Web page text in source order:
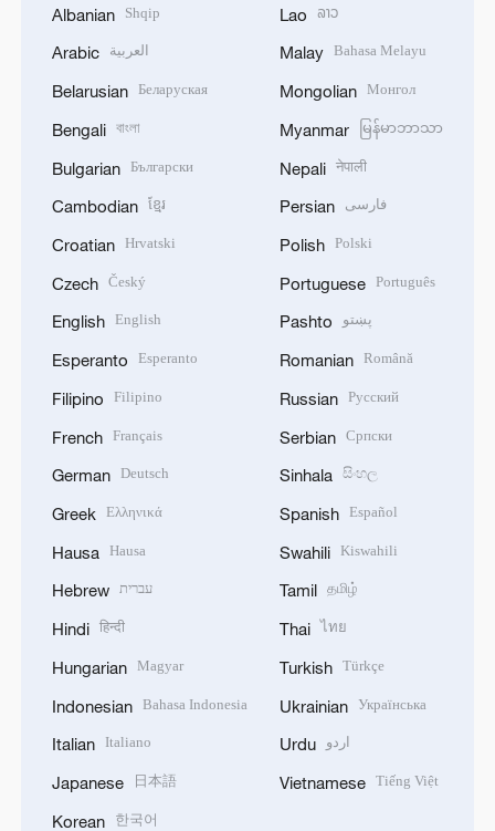
Albanian Shqip
Arabic العربية
Belarusian Беларуская
Bengali বাংলা
Bulgarian Български
Cambodian ខ្មែរ
Croatian Hrvatski
Czech Český
English English
Esperanto Esperanto
Filipino Filipino
French Français
German Deutsch
Greek Ελληνικά
Hausa Hausa
Hebrew עברית
Hindi हिन्दी
Hungarian Magyar
Indonesian Bahasa Indonesia
Italian Italiano
Japanese 日本語
Korean 한국어
Lao ລາວ
Malay Bahasa Melayu
Mongolian Монгол
Myanmar မြန်မာဘာသာ
Nepali नेपाली
Persian فارسی
Polish Polski
Portuguese Português
Pashto پښتو
Romanian Română
Russian Русский
Serbian Српски
Sinhala සිංහල
Spanish Español
Swahili Kiswahili
Tamil தமிழ்
Thai ไทย
Turkish Türkçe
Ukrainian Українська
Urdu اردو
Vietnamese Tiếng Việt